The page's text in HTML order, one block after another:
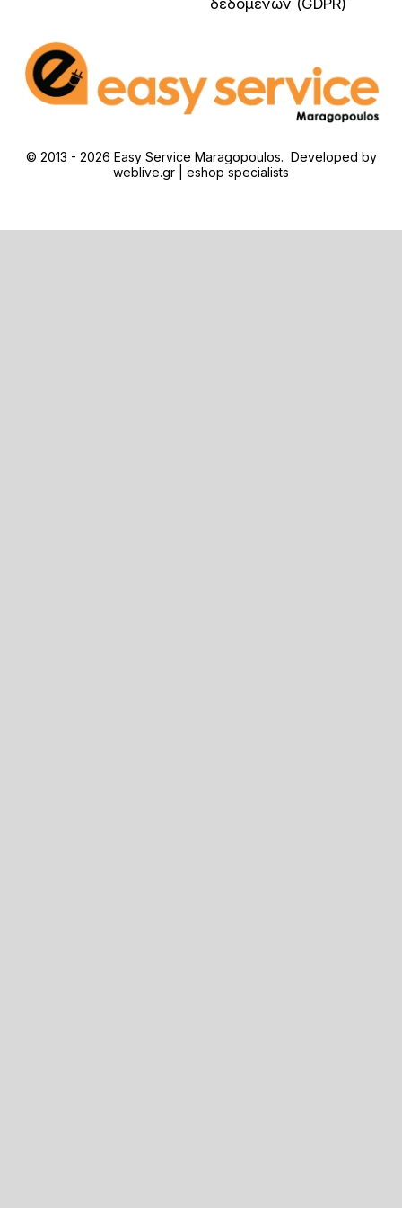
δεδομένων (GDPR)
© 2013 - 2026 Easy Service Maragopoulos. Developed by
weblive.gr | eshop specialists